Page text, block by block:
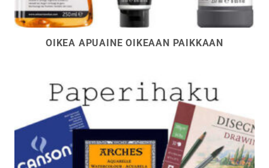
OIKEA APUAINE OIKEAAN PAIKKAAN